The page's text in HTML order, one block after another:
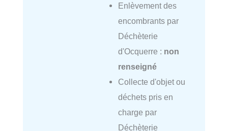
Enlèvement des
encombrants par
Déchèterie
d'Ocquerre : non
renseigné
Collecte d'objet ou
déchets pris en
charge par
Déchèterie